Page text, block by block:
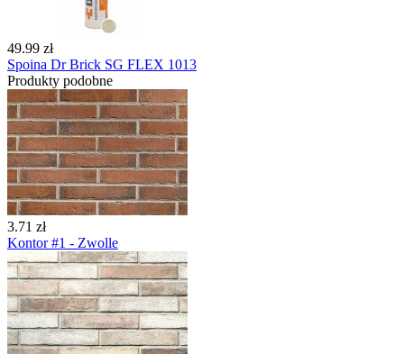
49.99 zł
Spoina Dr Brick SG FLEX 1013
Produkty podobne
3.71 zł
Kontor #1 - Zwolle